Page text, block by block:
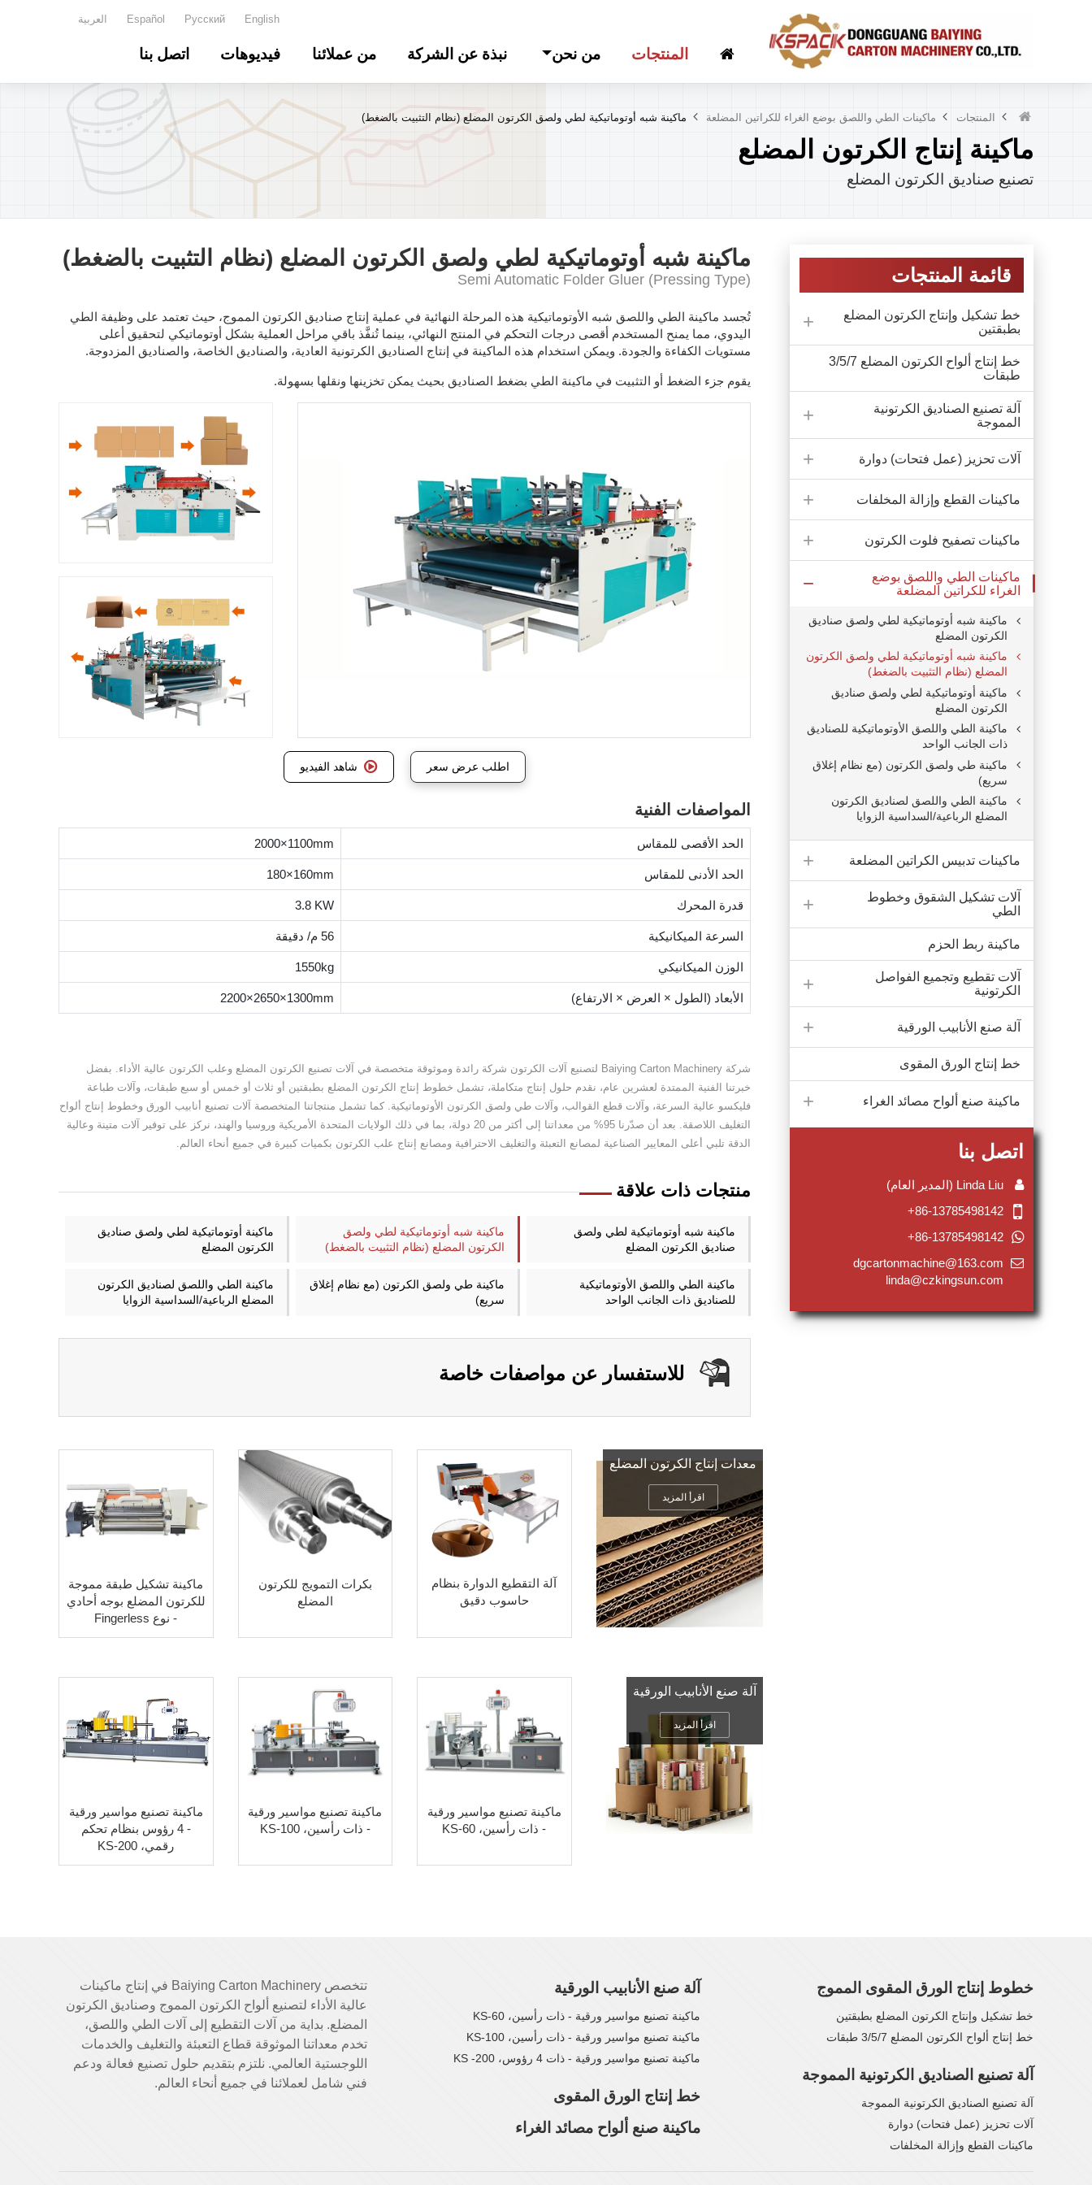
English
Русский
Español العربية
المنتجات من نحن نبذة عن الشركة من عملائنا فيديوهات اتصل بنا
المنتجات ماكينات الطي واللصق بوضع الغراء للكراتين المضلعة ماكينة شبه أوتوماتيكية لطي ولصق الكرتون المضلع (نظام التثبيت بالضغط)
ماكينة إنتاج الكرتون المضلع
تصنيع صناديق الكرتون المضلع
ماكينة شبه أوتوماتيكية لطي ولصق الكرتون المضلع (نظام التثبيت بالضغط)
Semi Automatic Folder Gluer (Pressing Type)
تُجسد ماكينة الطي واللصق شبه الأوتوماتيكية هذه المرحلة النهائية في عملية إنتاج صناديق الكرتون المموج، حيث تعتمد على وظيفة الطي
اليدوي، مما يمنح المستخدم أقصى درجات التحكم في المنتج النهائي، بينما تُنفَّذ باقي مراحل العملية بشكل أوتوماتيكي لتحقيق أعلى
مستويات الكفاءة والجودة. ويمكن استخدام هذه الماكينة في إنتاج الصناديق الكرتونية العادية، والصناديق الخاصة، والصناديق المزدوجة.
يقوم جزء الضغط أو التثبيت في ماكينة الطي بضغط الصناديق بحيث يمكن تخزينها ونقلها بسهولة.
اطلب عرض سعر شاهد الفيديو
المواصفات الفنية
الحد الأقصى للمقاس 2000×1100mm
الحد الأدنى للمقاس 180×160mm
قدرة المحرك 3.8 KW
السرعة الميكانيكية 56 م/ دقيقة
الوزن الميكانيكي 1550kg
الأبعاد (الطول × العرض × الارتفاع) 2200×2650×1300mm
شركة Baiying Carton Machinery لتصنيع آلات الكرتون شركة رائدة وموثوقة متخصصة في آلات تصنيع الكرتون المضلع وعلب الكرتون عالية الأداء. بفضل
خبرتنا الفنية الممتدة لعشرين عام، نقدم حلول إنتاج متكاملة، تشمل خطوط إنتاج الكرتون المضلع بطبقتين أو ثلاث أو خمس أو سبع طبقات، وآلات طباعة
فليكسو عالية السرعة، وآلات قطع القوالب، وآلات طي ولصق الكرتون الأوتوماتيكية. كما تشمل منتجاتنا المتخصصة آلات تصنيع أنابيب الورق وخطوط إنتاج ألواح
التغليف اللاصقة. بعد أن صدّرنا 95% من معداتنا إلى أكثر من 20 دولة، بما في ذلك الولايات المتحدة الأمريكية وروسيا والهند، نركز على توفير آلات متينة وعالية
الدقة تلبي أعلى المعايير الصناعية لمصانع التعبئة والتغليف الاحترافية ومصانع إنتاج علب الكرتون بكميات كبيرة في جميع أنحاء العالم.
منتجات ذات علاقة
ماكينة شبه أوتوماتيكية لطي ولصق
صناديق الكرتون المضلع
ماكينة شبه أوتوماتيكية لطي ولصق
الكرتون المضلع (نظام التثبيت بالضغط)
ماكينة أوتوماتيكية لطي ولصق صناديق
الكرتون المضلع
ماكينة الطي واللصق الأوتوماتيكية
للصناديق ذات الجانب الواحد
ماكينة طي ولصق الكرتون (مع نظام إغلاق
سريع)
ماكينة الطي واللصق لصناديق الكرتون
المضلع الرباعية/السداسية الزوايا
للاستفسار عن مواصفات خاصة
معدات إنتاج الكرتون المضلع
اقرأ المزيد
آلة التقطيع الدوارة بنظام
حاسوب دقيق
بكرات التمويج للكرتون
المضلع
ماكينة تشكيل طبقة مموجة
للكرتون المضلع بوجه أحادي
- نوع Fingerless
آلة صنع الأنابيب الورقية
اقرأ المزيد
ماكينة تصنيع مواسير ورقية
- ذات رأسين، KS-60
ماكينة تصنيع مواسير ورقية
- ذات رأسين، KS-100
ماكينة تصنيع مواسير ورقية
- 4 رؤوس بنظام تحكم
رقمي، KS-200
قائمة المنتجات
خط تشكيل وإنتاج الكرتون المضلع
بطبقتين
خط إنتاج ألواح الكرتون المضلع 3/5/7
طبقات
آلة تصنيع الصناديق الكرتونية
المموجة
آلات تحزيز (عمل فتحات) دوارة
ماكينات القطع وإزالة المخلفات
ماكينات تصفيح فلوت الكرتون
ماكينات الطي واللصق بوضع
الغراء للكراتين المضلعة
ماكينة شبه أوتوماتيكية لطي ولصق صناديق
الكرتون المضلع
ماكينة شبه أوتوماتيكية لطي ولصق الكرتون
المضلع (نظام التثبيت بالضغط)
ماكينة أوتوماتيكية لطي ولصق صناديق
الكرتون المضلع
ماكينة الطي واللصق الأوتوماتيكية للصناديق
ذات الجانب الواحد
ماكينة طي ولصق الكرتون (مع نظام إغلاق
سريع)
ماكينة الطي واللصق لصناديق الكرتون
المضلع الرباعية/السداسية الزوايا
ماكينات تدبيس الكراتين المضلعة
آلات تشكيل الشقوق وخطوط
الطي
ماكينة ربط الحزم
آلات تقطيع وتجميع الفواصل
الكرتونية
آلة صنع الأنابيب الورقية
خط إنتاج الورق المقوى
ماكينة صنع ألواح مصائد الغراء
اتصل بنا
Linda Liu (المدير العام)
+86-13785498142
+86-13785498142
dgcartonmachine@163.com
linda@czkingsun.com
خطوط إنتاج الورق المقوى المموج
خط تشكيل وإنتاج الكرتون المضلع بطبقتين
خط إنتاج ألواح الكرتون المضلع 3/5/7 طبقات
آلة تصنيع الصناديق الكرتونية المموجة
آلة تصنيع الصناديق الكرتونية المموجة
آلات تحزيز (عمل فتحات) دوارة
ماكينات القطع وإزالة المخلفات
آلة صنع الأنابيب الورقية
ماكينة تصنيع مواسير ورقية - ذات رأسين، KS-60
ماكينة تصنيع مواسير ورقية - ذات رأسين، KS-100
ماكينة تصنيع مواسير ورقية - ذات 4 رؤوس، KS -200
خط إنتاج الورق المقوى
ماكينة صنع ألواح مصائد الغراء
تتخصص Baiying Carton Machinery في إنتاج ماكينات
عالية الأداء لتصنيع ألواح الكرتون المموج وصناديق الكرتون
المضلع. بداية من آلات التقطيع إلى آلات الطي واللصق،
تخدم معداتنا الموثوقة قطاع التعبئة والتغليف والخدمات
اللوجستية العالمي. نلتزم بتقديم حلول تصنيع فعالة ودعم
فني شامل لعملائنا في جميع أنحاء العالم.